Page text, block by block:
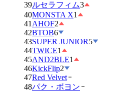
39ルセラフィム3
40MONSTA X1
41 AHOF2
42BTOB6
43SUPER JUNIOR5
44TWICE1
45AND2BLE1
46KickFlip2
47Red Velvet
48パク・ボヨン